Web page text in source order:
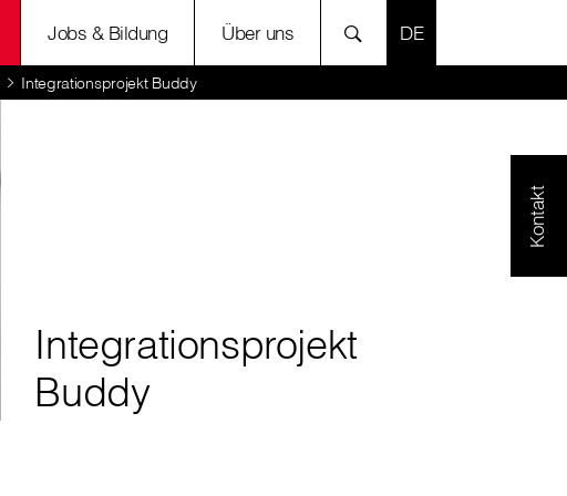
Jobs & Bildung Über uns SPRACHE
Integrationsprojekt Buddy
Kontakt
Integrationsprojekt
Buddy